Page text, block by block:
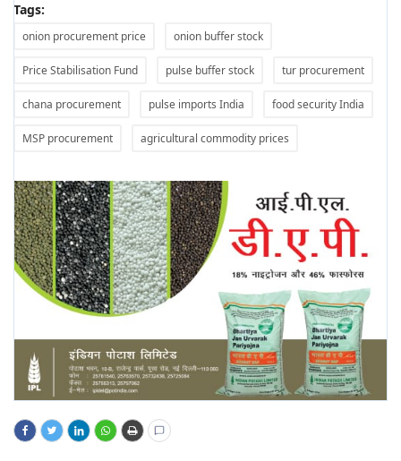
Tags:
onion procurement price onion buffer stock
Price Stabilisation Fund pulse buffer stock tur procurement
chana procurement pulse imports India food security India
MSP procurement agricultural commodity prices